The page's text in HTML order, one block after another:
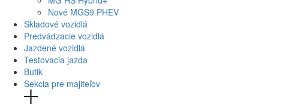
Nové MGS9 PHEV
Skladové vozidlá
Predvádzacie vozidlá
Jazdené vozidlá
Testovacia jazda
Butik
Sekcia pre majiteľov